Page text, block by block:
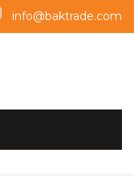
info@baktrade.com